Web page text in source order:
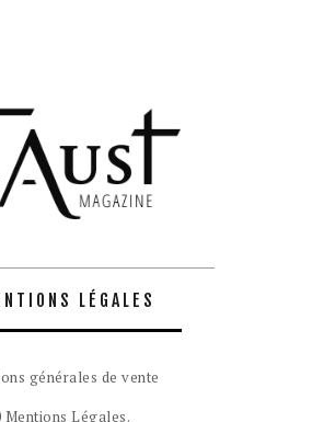
LÉGALES
générales de vente
Légales.